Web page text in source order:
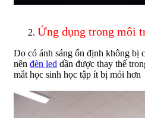
Ứng dụng trong môi
Do có ánh sáng ổn định không bị
nên đèn led dần được thay thế
mắt học sinh học tập ít bị mỏi hơn